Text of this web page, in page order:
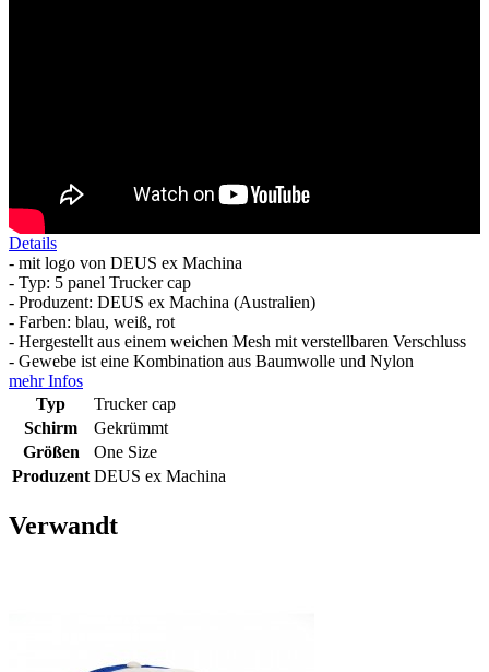
Details
- mit logo von DEUS ex Machina
- Typ: 5 panel Trucker cap
- Produzent: DEUS ex Machina (Australien)
- Farben: blau, weiß, rot
- Hergestellt aus einem weichen Mesh mit verstellbaren Verschluss
- Gewebe ist eine Kombination aus Baumwolle und Nylon
mehr Infos
Typ
Trucker cap
Schirm
Gekrümmt
Größen
One Size
Produzent DEUS ex Machina
Verwandt